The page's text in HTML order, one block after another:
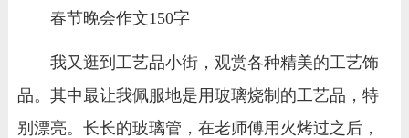
春节晚会作文150字
我又逛到工艺品小街，观赏各种精美的工艺饰
品。其中最让我佩服地是用玻璃烧制的工艺品，特
别漂亮。长长的玻璃管，在老师傅用火烤过之后，